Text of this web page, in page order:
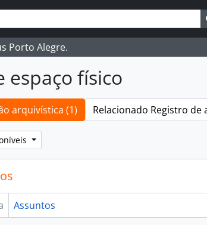
Porto Alegre.
espaço físico
arquivística (1) Relacionado Registro de
Assuntos